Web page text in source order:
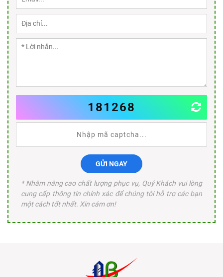
181268
GỬI NGAY
* Nhằm nâng cao chất lượng phục vụ, Quý Khách vui lòng
cung cấp thông tin chính xác để chúng tôi hỗ trợ các bạn
một cách tốt nhất. Xin cám ơn!